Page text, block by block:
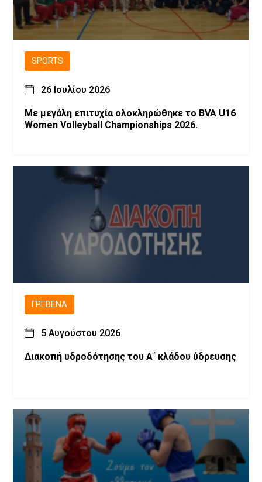
SPORTS
26 Ιουλίου 2026
Με μεγάλη επιτυχία ολοκληρώθηκε το BVA U16
Women Volleyball Championships 2026.
ΓΡΕΒΕΝΆ
5 Αυγούστου 2026
Διακοπή υδροδότησης του Α΄ κλάδου ύδρευσης